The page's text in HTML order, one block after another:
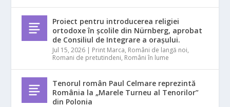
Proiect pentru introducerea religiei
ortodoxe în școlile din Nürnberg, aprobat
de Consiliul de Integrare a orașului.
Jul 15, 2026 | Print Marca, Români de langă noi,
Romani de pretutindeni, Români în lume
Tenorul român Paul Celmare reprezintă
România la „Marele Turneu al Tenorilor”
din Polonia